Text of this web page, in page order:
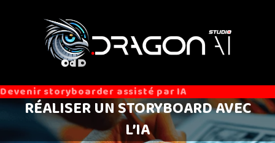
Devenir storyboarder assisté par IA
RÉALISER UN STORYBOARD AVEC
L’IA